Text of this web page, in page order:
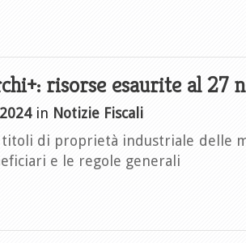
risorse esaurite al 27
in Notizie Fiscali
titoli di proprietà industriale delle
e le regole generali